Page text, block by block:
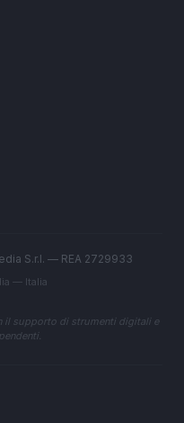
S.r.l. — REA 2729933
— Italia
il supporto di strumenti digitali e